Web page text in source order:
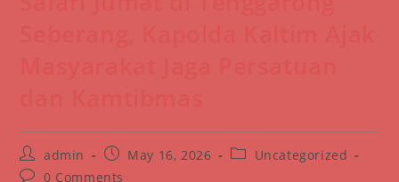
Post
author:
admin
Post
published:
May 16, 2026
PostUncategorized
Post0 Comments